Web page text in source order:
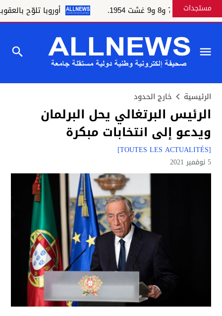
مستجدات
و9 غشت 1954. أوروبا تلوّح
الرئيسية خارج الحدود
الرئيس البرتغالي يحل البرلمان
ويدعو إلى انتخابات مبكرة
[TOUTES LES ACTUALITÉS]
5 نوفمبر 2021